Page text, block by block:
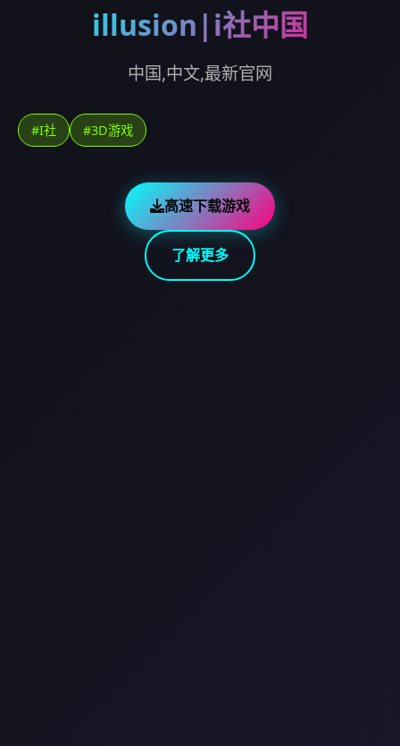
illusion|i社中国
中国,中文,最新官网
#I社 #3D游戏
高速下载游戏
了解更多